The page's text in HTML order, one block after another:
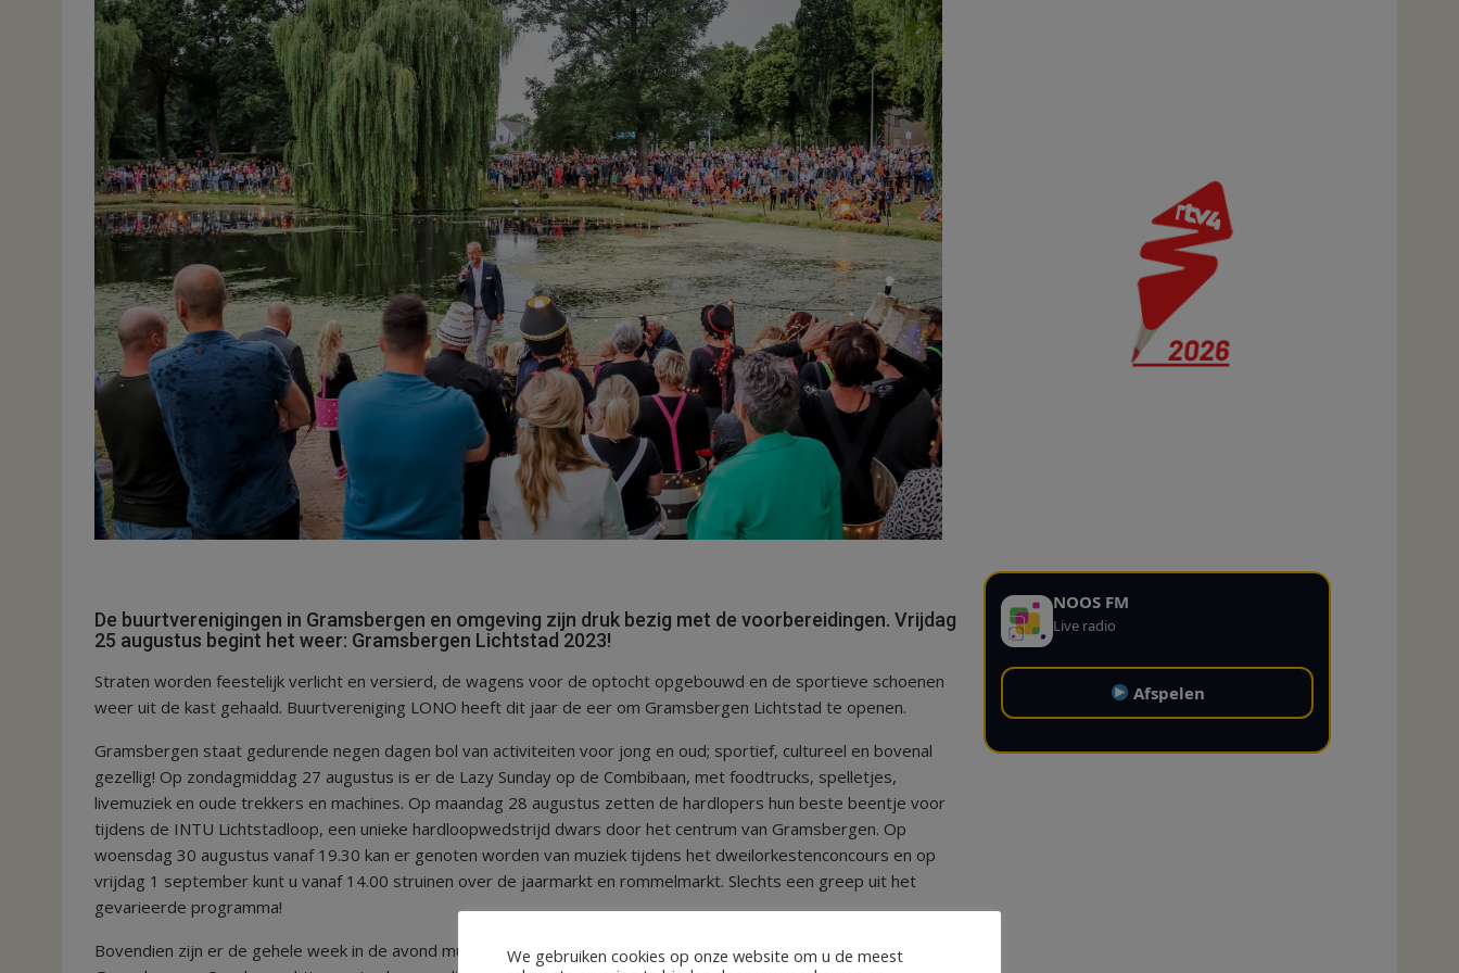
De buurtverenigingen in Gramsbergen en omgeving zijn druk bezig met de voorbereidingen. Vrijdag
25 augustus begint het weer: Gramsbergen Lichtstad 2023!
Straten worden feestelijk verlicht en versierd, de wagens voor de optocht opgebouwd en de sportieve schoenen
weer uit de kast gehaald. Buurtvereniging LONO heeft dit jaar de eer om Gramsbergen Lichtstad te openen.
Gramsbergen staat gedurende negen dagen bol van activiteiten voor jong en oud; sportief, cultureel en bovenal
gezellig! Op zondagmiddag 27 augustus is er de Lazy Sunday op de Combibaan, met foodtrucks, spelletjes,
livemuziek en oude trekkers en machines. Op maandag 28 augustus zetten de hardlopers hun beste beentje voor
tijdens de INTU Lichtstadloop, een unieke hardloopwedstrijd dwars door het centrum van Gramsbergen. Op
woensdag 30 augustus vanaf 19.30 kan er genoten worden van muziek tijdens het dweilorkestenconcours en op
vrijdag 1 september kunt u vanaf 14.00 struinen over de jaarmarkt en rommelmarkt. Slechts een greep uit het
gevarieerde programma!
Bovendien zijn er de gehele week in de avond muzikale optredens bij de diverse horecagelegenheden in
NOOS FM
Live radio
Afspelen
We gebruiken cookies op onze website om u de meest